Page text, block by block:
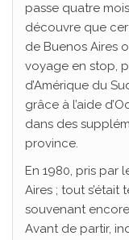
passe quatre
découvre que
de Buenos Aires
voyage en stop,
d’Amérique du
grâce à l’aide
dans des
province.
En 1980, pris par
Aires ; tout
souvenant
Avant de partir,